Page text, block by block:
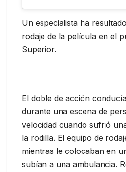
Un especialista ha
rodaje de la película en el
Superior.
El doble de acción
durante una escena de
velocidad cuando sufrió
la rodilla. El equipo de
mientras le colocaban en
subían a una ambulancia.